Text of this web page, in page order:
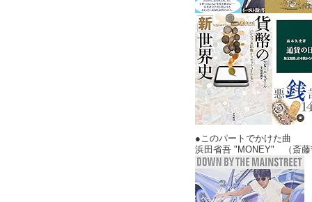
●このパートでかけた曲
浜田省吾 "MONEY" （斎藤